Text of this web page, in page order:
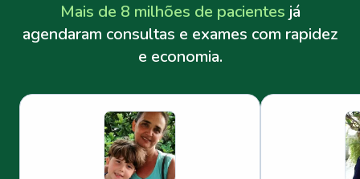
Mais de 8 milhões de pacientes já
agendaram consultas e exames com rapidez
e economia.